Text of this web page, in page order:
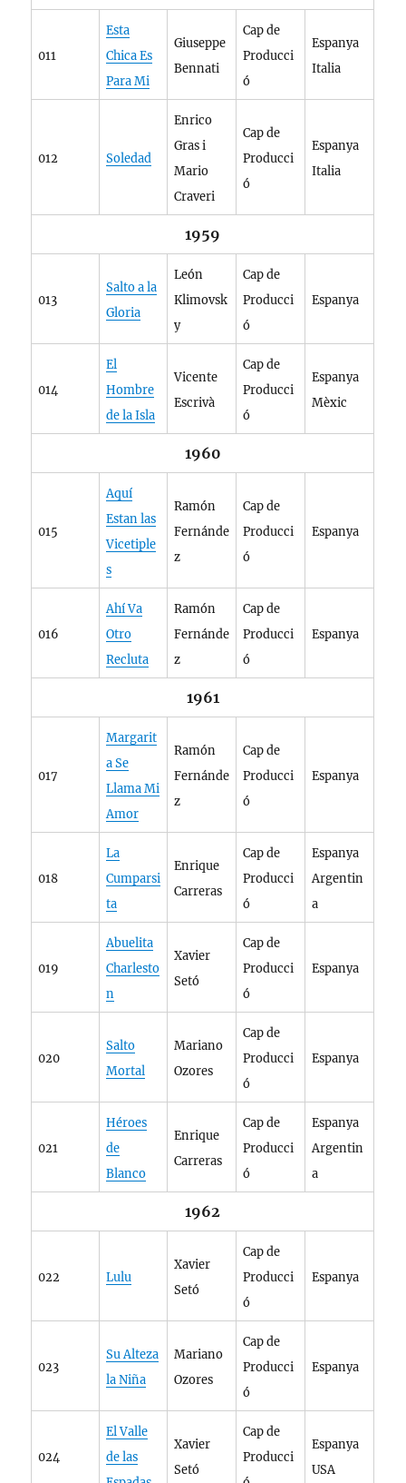
011
Esta
Chica Es
Para Mi
Giuseppe
Bennati
Cap de
Producci
ó
Espanya
Italia
012 Soledad
Enrico
Gras i
Mario
Craveri
Cap de
Producci
ó
Espanya
Italia
1959
013
Salto a la
Gloria
León
Klimovsk
y
Cap de
Producci
ó
Espanya
014
El
Hombre
de la Isla
Vicente
Escrivà
Cap de
Producci
ó
Espanya
Mèxic
1960
015
Aquí
Estan las
Vicetiple
s
Ramón
Fernánde
z
Cap de
Producci
ó
Espanya
016
Ahí Va
Otro
Recluta
Ramón
Fernánde
z
Cap de
Producci
ó
Espanya
1961
017
Margarit
a Se
Llama Mi
Amor
Ramón
Fernánde
z
Cap de
Producci
ó
Espanya
018
La
Cumparsi
ta
Enrique
Carreras
Cap de
Producci
ó
Espanya
Argentin
a
019
Abuelita
Charlesto
n
Xavier
Setó
Cap de
Producci
ó
Espanya
020
Salto
Mortal
Mariano
Ozores
Cap de
Producci
ó
Espanya
021
Héroes
de
Blanco
Enrique
Carreras
Cap de
Producci
ó
Espanya
Argentin
a
1962
022 Lulu
Xavier
Setó
Cap de
Producci
ó
Espanya
023
Su Alteza
la Niña
Mariano
Ozores
Cap de
Producci
ó
Espanya
024
El Valle
de las
Xavier
Setó
Cap de
Producci
Espanya
USA